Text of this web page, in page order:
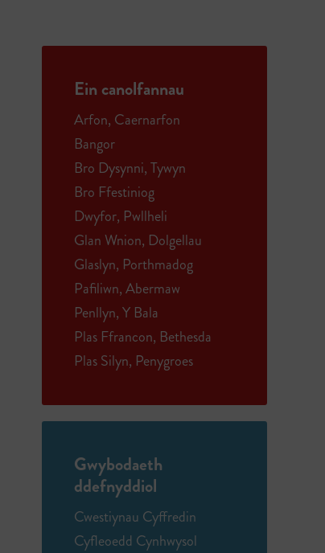
Ein canolfannau
Arfon, Caernarfon
Bangor
Bro Dysynni, Tywyn
Bro Ffestiniog
Dwyfor, Pwllheli
Glan Wnion, Dolgellau
Glaslyn, Porthmadog
Pafiliwn, Abermaw
Penllyn, Y Bala
Plas Ffrancon, Bethesda
Plas Silyn, Penygroes
Gwybodaeth
ddefnyddiol
Cwestiynau Cyffredin
Cyfleoedd Cynhwysol